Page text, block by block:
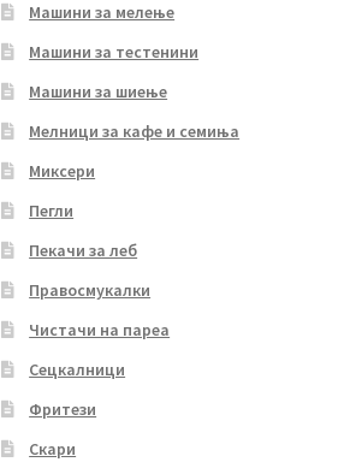
Машини за мелење
Машини за тестенини
Машини за шиење
Мелници за кафе и семиња
Миксери
Пегли
Пекачи за леб
Правосмукалки
Чистачи на пареа
Сецкалници
Фритези
Скари